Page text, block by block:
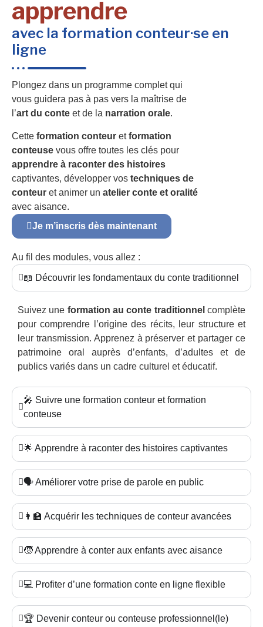
apprendre
avec la formation conteur·se en
ligne
Plongez dans un programme complet qui
vous guidera pas à pas vers la maîtrise de
l’art du conte et de la narration orale.
Cette formation conteur etformation
conteuse vous offre toutes les clés pour
apprendre à raconter des histoires
captivantes, développer vos techniques de
conteur et animer un atelier conte et oralité
avec aisance.
Je m’inscris dès maintenant
Au fil des modules, vous allez :
📖 Découvrir les fondamentaux du conte traditionnel
Suivez une formation au conte traditionnel complète
pour comprendre l’origine des récits, leur structure et
leur transmission. Apprenez à préserver et partager ce
patrimoine oral auprès d’enfants, d’adultes et de
publics variés dans un cadre culturel et éducatif.
🎤 Suivre une formation conteur et formation
conteuse
🌟 Apprendre à raconter des histoires captivantes
🗣️ Améliorer votre prise de parole en public
👩‍🏫 Acquérir les techniques de conteur avancées
🧒 Apprendre à conter aux enfants avec aisance
💻 Profiter d’une formation conte en ligne flexible
🏆 Devenir conteur ou conteuse professionnel(le)